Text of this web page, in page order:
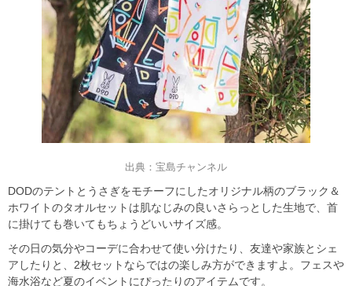
出典：宝島チャンネル
DODのテントとうさぎをモチーフにしたオリジナル柄のブラック＆
ホワイトのタオルセットは肌なじみの良いさらっとした生地で、首
に掛けても巻いてもちょうどいいサイズ感。
その日の気分やコーデに合わせて使い分けたり、友達や家族とシェ
アしたりと、2枚セットならではの楽しみ方ができますよ。フェスや
海水浴など夏のイベントにぴったりのアイテムです。